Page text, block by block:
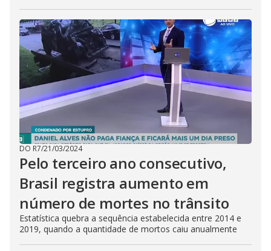
DO R7/21/03/2024
Pelo terceiro ano consecutivo,
Brasil registra aumento em
número de mortes no trânsito
Estatística quebra a sequência estabelecida entre 2014 e
2019, quando a quantidade de mortos caiu anualmente